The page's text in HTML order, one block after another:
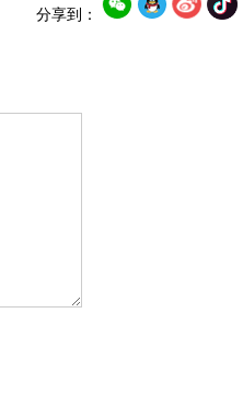
分享到：